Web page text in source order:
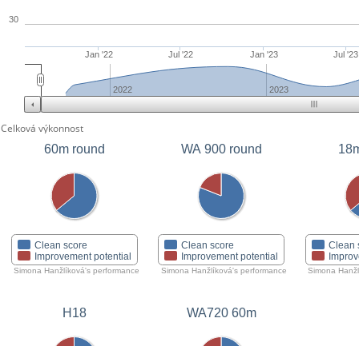
Jan '22 Jul '22 Jan '23 Jul '23
30
2022 2023
Celková výkonnost
60m round
Clean score
Improvement potential
Simona Hanžlíková's performance
WA 900 round
Clean score
Improvement potential
Simona Hanžlíková's performance
Clean
Simona
H18 WA720 60m